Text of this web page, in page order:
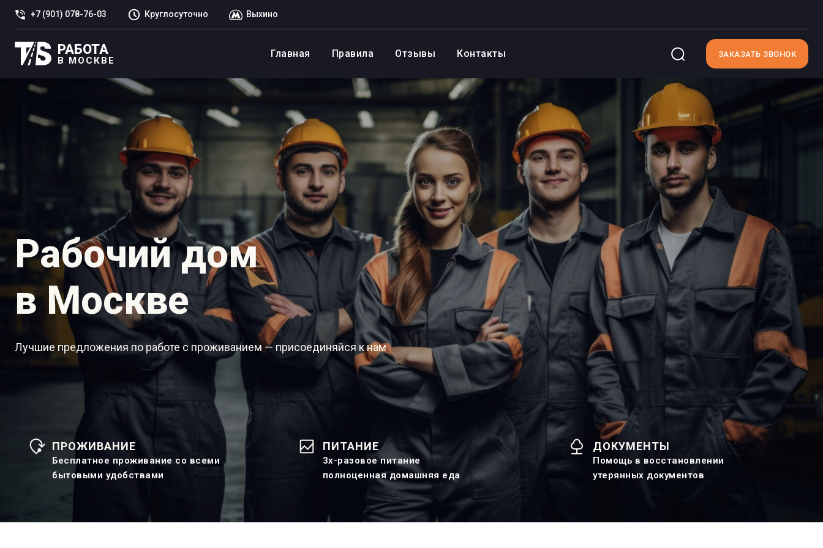
+7 (901) 078-76-03 Круглосуточно Выхино
РАБОТА
В МОСКВЕ
Главная Правила Отзывы Контакты ЗАКАЗАТЬ ЗВОНОК
Рабочий дом
в Москве
Лучшие предложения по работе с проживанием — присоединяйся к нам
ПРОЖИВАНИЕ
Бесплатное проживание со всеми
бытовыми удобствами
ПИТАНИЕ
3х-разовое питание
полноценная домашняя еда
ДОКУМЕНТЫ
Помощь в восстановлении
утерянных документов